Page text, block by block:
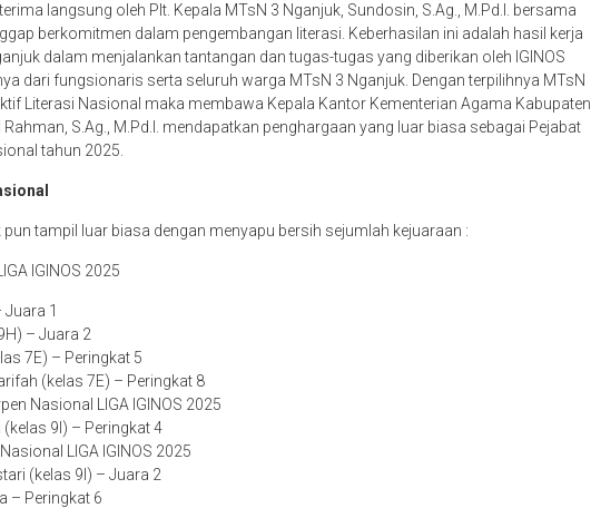
langsung oleh Plt. Kepala MTsN 3 Nganjuk, Sundosin, S.Ag., M.Pd.I. bersama
berkomitmen dalam pengembangan literasi. Keberhasilan ini adalah hasil kerja
dalam menjalankan tantangan dan tugas-tugas yang diberikan oleh IGINOS
dari fungsionaris serta seluruh warga MTsN 3 Nganjuk. Dengan terpilihnya MTsN
Literasi Nasional maka membawa Kepala Kantor Kementerian Agama Kabupaten
S.Ag., M.Pd.I. mendapatkan penghargaan yang luar biasa sebagai Pejabat
tahun 2025.
tampil luar biasa dengan menyapu bersih sejumlah kejuaraan :
IGINOS 2025
1
– Juara 2
7E) – Peringkat 5
(kelas 7E) – Peringkat 8
Nasional LIGA IGINOS 2025
9I) – Peringkat 4
LIGA IGINOS 2025
(kelas 9I) – Juara 2
– Peringkat 6